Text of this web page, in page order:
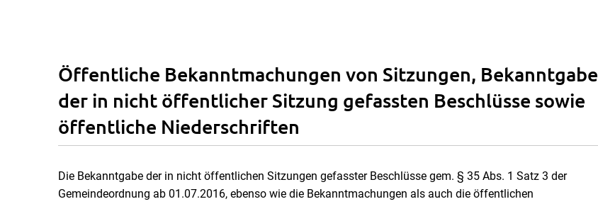
Öffentliche Bekanntmachungen von Sitzungen, Bekanntgabe
der in nicht öffentlicher Sitzung gefassten Beschlüsse sowie
öffentliche Niederschriften
Die Bekanntgabe der in nicht öffentlichen Sitzungen gefasster Beschlüsse gem. § 35 Abs. 1 Satz 3 der
Gemeindeordnung ab 01.07.2016, ebenso wie die Bekanntmachungen als auch die öffentlichen